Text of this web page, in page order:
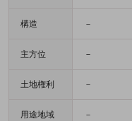
構造 －
主方位 －
土地権利 －
用途地域 －